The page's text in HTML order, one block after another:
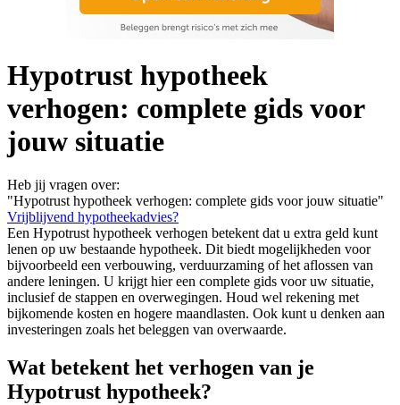
Hypotrust hypotheek
verhogen: complete gids voor
jouw situatie
Heb jij vragen over:
"Hypotrust hypotheek verhogen: complete gids voor jouw situatie"
Vrijblijvend hypotheekadvies?
Een Hypotrust hypotheek verhogen betekent dat u extra geld kunt
lenen op uw bestaande hypotheek. Dit biedt mogelijkheden voor
bijvoorbeeld een verbouwing, verduurzaming of het aflossen van
andere leningen. U krijgt hier een complete gids voor uw situatie,
inclusief de stappen en overwegingen. Houd wel rekening met
bijkomende kosten en hogere maandlasten. Ook kunt u denken aan
investeringen zoals het beleggen van overwaarde.
Wat betekent het verhogen van je
Hypotrust hypotheek?